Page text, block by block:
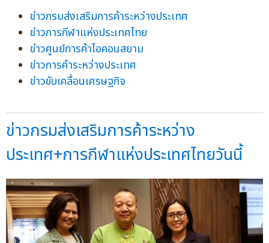
ข่าวกรมส่งเสริมการค้าระหว่างประเทศ
ข่าวการกีฬาแห่งประเทศไทย
ข่าวศูนย์การค้าไอคอนสยาม
ข่าวการค้าระหว่างประเทศ
ข่าวขับเคลื่อนเศรษฐกิจ
ข่าวกรมส่งเสริมการค้าระหว่าง
ประเทศ+การกีฬาแห่งประเทศไทยวันนี้